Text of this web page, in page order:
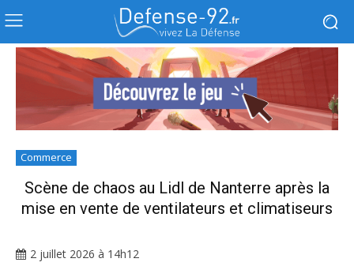
Commerce
Scène de chaos au Lidl de Nanterre après la
mise en vente de ventilateurs et climatiseurs
2 juillet 2026 à 14h12